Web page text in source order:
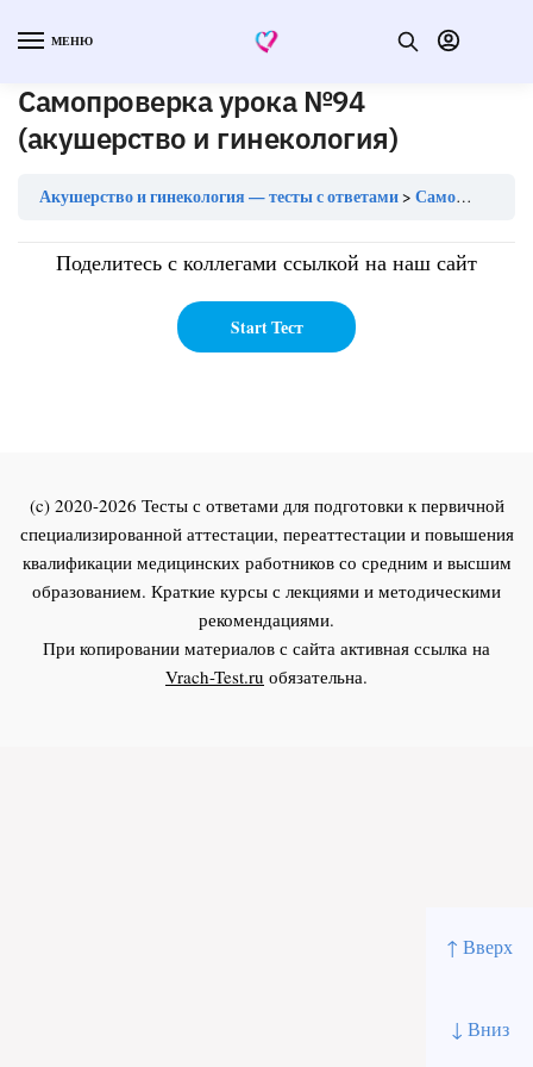
↑ Вверх
↓ Вниз
МЕНЮ
Самопроверка урока №94
(акушерство и гинекология)
Акушерство и гинекология — тесты с ответами Самопроверка урока №94 (акушерство и гинекология)
Поделитесь с коллегами ссылкой на наш сайт
(c) 2020-2026 Тесты с ответами для подготовки к первичной
специализированной аттестации, переаттестации и повышения
квалификации медицинских работников со средним и высшим
образованием. Краткие курсы с лекциями и методическими
рекомендациями.
При копировании материалов с сайта активная ссылка на
Vrach-Test.ru обязательна.